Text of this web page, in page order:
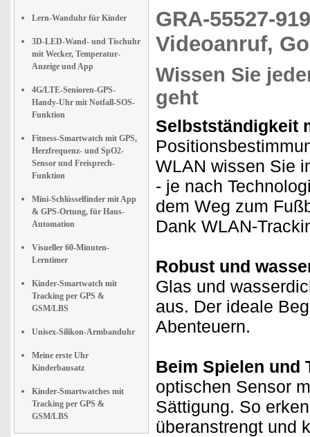
Lern-Wanduhr für Kinder
3D-LED-Wand- und Tischuhr
mit Wecker, Temperatur-
Anzeige und App
4G/LTE-Senioren-GPS-
Handy-Uhr mit Notfall-SOS-
Funktion
Fitness-Smartwatch mit GPS,
Herzfrequenz- und SpO2-
Sensor und Freisprech-
Funktion
Mini-Schlüsselfinder mit App
& GPS-Ortung, für Haus-
Automation
Visueller 60-Minuten-
Lerntimer
Kinder-Smartwatch mit
Tracking per GPS &
GSM/LBS
Unisex-Silikon-Armbanduhr
Meine erste Uhr
Kinderbausatz
Kinder-Smartwatches mit
Tracking per GPS &
GSM/LBS
GRA-55527-
Videoanruf,
Wissen Sie
geht
Selbstständigkeit
WLAN wissen Sie
- je nach
dem Weg zum
Dank WLAN-
Robust und
Glas und
aus. Der ideale
Abenteuern.
Beim Spielen und
optischen Sensor
Sättigung. So
überanstrengt und